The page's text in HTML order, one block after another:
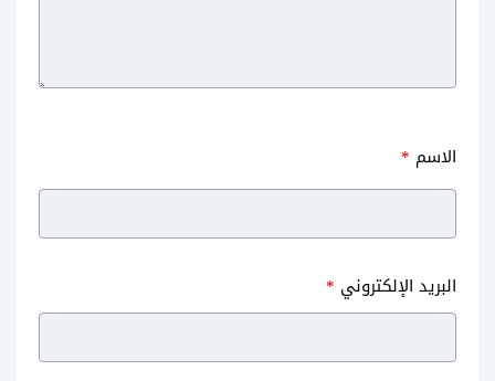
الاسم *
البريد الإلكتروني *